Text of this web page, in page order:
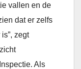
vallen en de
dat er zelfs
zegt
Als